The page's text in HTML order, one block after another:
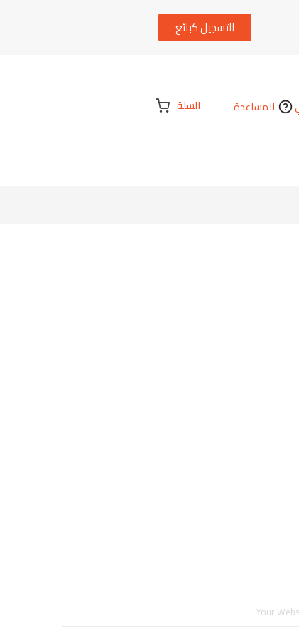
التسجيل كبائع
المساعدة السلة